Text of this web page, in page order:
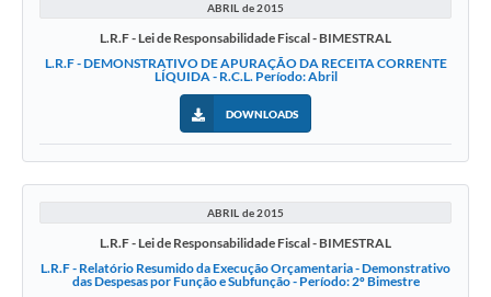
ABRIL de 2015
L.R.F - Lei de Responsabilidade Fiscal - BIMESTRAL
L.R.F - DEMONSTRATIVO DE APURAÇÃO DA RECEITA CORRENTE
LÍQUIDA - R.C.L. Período: Abril
DOWNLOADS
ABRIL de 2015
L.R.F - Lei de Responsabilidade Fiscal - BIMESTRAL
L.R.F - Relatório Resumido da Execução Orçamentaria - Demonstrativo
das Despesas por Função e Subfunção - Período: 2º Bimestre